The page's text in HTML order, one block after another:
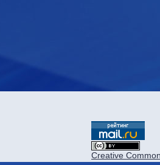
Creative